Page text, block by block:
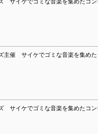
主催 サイケでゴミな音楽を集め
サイケでゴミな音楽を集めたコ